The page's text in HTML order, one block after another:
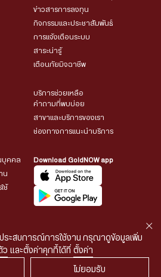
ข่าวสารการลงทุน
กิจกรรมและประชาสัมพันธ์
การแจ้งเตือนระบบ
สาระน่ารู้
เตือนภัยมิจฉาชีพ
บริการช่วยเหลือ
คำถามที่พบบ่อย
สาขาและบริการของเรา
ช่องทางการแนะนำบริการ
บุคคล
น
ช้
Download GoldNOW app
All rights reserved.| Web::*
ประสบการณ์การใช้งาน กรุณาดูข้อมูลเพิ่ม
ว และตั้งค่าคุกกี้ได้ที่ ตั้งค่า
ไม่ยอมรับ